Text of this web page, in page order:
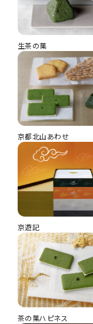
生茶の菓
京都北山あわせ
京遊記
茶の菓ハピネス